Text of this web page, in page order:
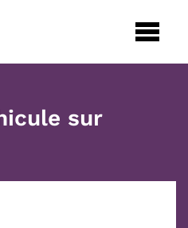
sur